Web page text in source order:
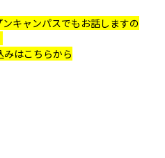
キャンパスでもお話しますの
はこちらから